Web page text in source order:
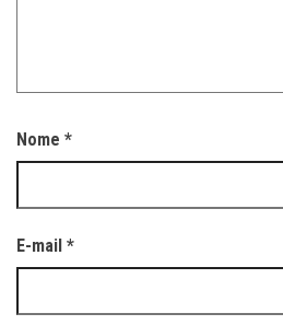
Nome *
E-mail *